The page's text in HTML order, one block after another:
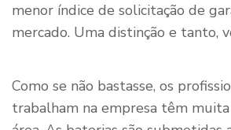
menor índice de solicitação de
mercado. Uma distinção e tanto,
Como se não bastasse, os
trabalham na empresa têm muita